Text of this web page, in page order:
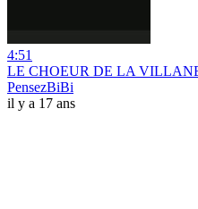
4:51
LE CHOEUR DE LA
PensezBiBi
il y a 17 ans